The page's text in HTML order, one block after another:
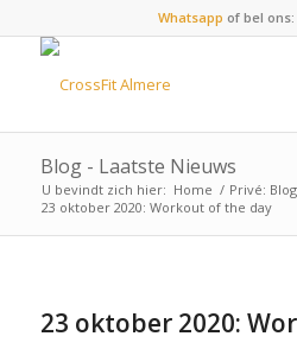
Whatsapp of bel ons:
Blog - Laatste Nieuws
U bevindt zich hier: Home / Privé: Blog
23 oktober 2020: Workout of the day
23 oktober 2020: